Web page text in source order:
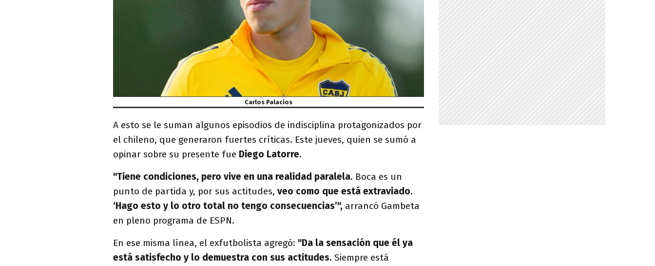
Carlos Palacios
A esto se le suman algunos episodios de indisciplina protagonizados por
el chileno, que generaron fuertes críticas. Este jueves, quien se sumó a
opinar sobre su presente fue Diego Latorre.
"Tiene condiciones, pero vive en una realidad paralela. Boca es un
punto de partida y, por sus actitudes, veo como que está extraviado.
‘Hago esto y lo otro total no tengo consecuencias’", arrancó Gambeta
en pleno programa de ESPN.
En ese misma línea, el exfutbolista agregó: "Da la sensación que él ya
está satisfecho y lo demuestra con sus actitudes. Siempre está